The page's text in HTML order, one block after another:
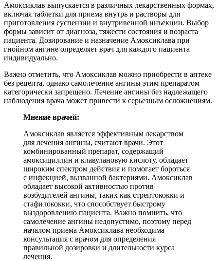
Амоксиклав выпускается в различных лекарственных формах,
включая таблетки для приема внутрь и растворы для
приготовления суспензии и внутривенной инъекции. Выбор
формы зависит от диагноза, тяжести состояния и возраста
пациента. Дозирование и назначение Амоксиклава при
гнойном ангине определяет врач для каждого пациента
индивидуально.
Важно отметить, что Амоксиклав можно приобрести в аптеке
без рецепта, однако самолечение ангины этим препаратом
категорически запрещено. Лечение ангины без надлежащего
наблюдения врача может привести к серьезным осложнениям.
Мнение врачей:
Амоксиклав является эффективным лекарством
для лечения ангины, считают врачи. Этот
комбинированный препарат, содержащий
амоксициллин и клавулановую кислоту, обладает
широким спектром действия и помогает бороться
с инфекцией, вызванной бактериями. Амоксиклав
обладает высокой активностью против
возбудителей ангины, таких как стрептококки и
стафилококки, что способствует быстрому
выздоровлению пациента. Важно помнить, что
самолечение ангины недопустимо, поэтому перед
началом приема Амоксиклава необходима
консультация с врачом для определения
правильной дозировки и длительности курса
лечения.